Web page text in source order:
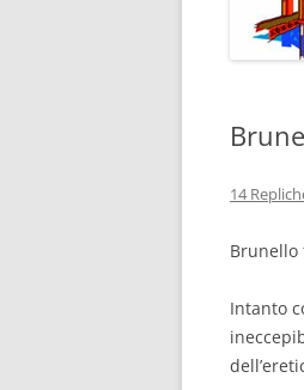
14
Brunello
Intanto